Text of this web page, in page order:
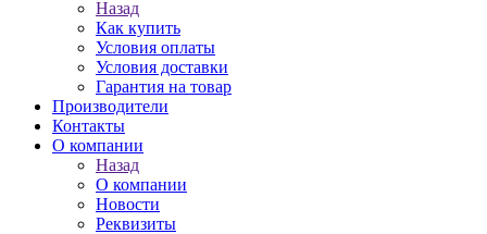
Назад
Как купить
Условия оплаты
Условия доставки
Гарантия на товар
Производители
Контакты
О компании
Назад
О компании
Новости
Реквизиты